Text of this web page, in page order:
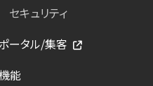
セキュリティ
ポータル/集客
能